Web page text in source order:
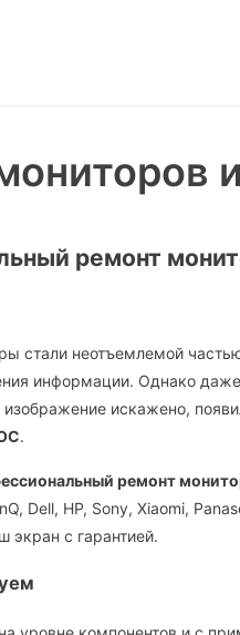
ремонт
стали неотъемлемой
информации. Однако
искажено,
.
ремонт
Dell, HP, Sony, Xiaomi,
экран с гарантией.